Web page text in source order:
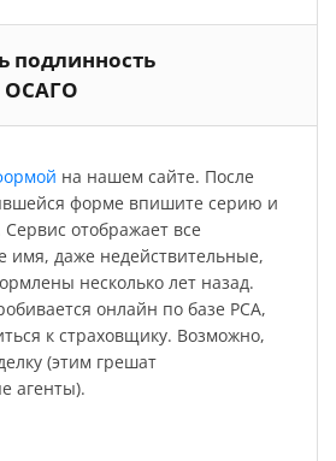
подлинность
ОСАГО
на нашем сайте. После
форме впишите серию и
отображает все
имя, даже недействительные,
несколько лет назад.
онлайн по базе РСА,
к страховщику. Возможно,
(этим грешат
агенты).